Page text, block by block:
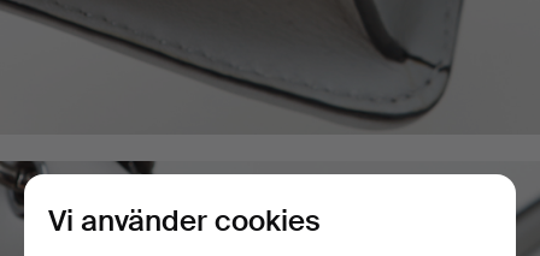
Vi använder cookies